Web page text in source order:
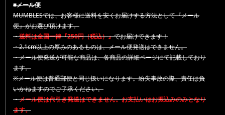
■メール便
MUMBLESでは、お客様に送料を安くお届けする方法として『メール
便』がお選び頂けます。
・送料は全国一律『250円（税込）』でお届けできます！
・2.1cm以上の厚みのあるものは、メール便発送はできません。
・メール便発送が可能な商品は、各商品の詳細ページにて記載しており
ます。
※メール便は普通郵便と同じ扱いになります。紛失事故の際、責任は負
いかねますのでご了承ください。
・メール便は代引き発送はできません。お支払いはお振込みのみとなり
ます。